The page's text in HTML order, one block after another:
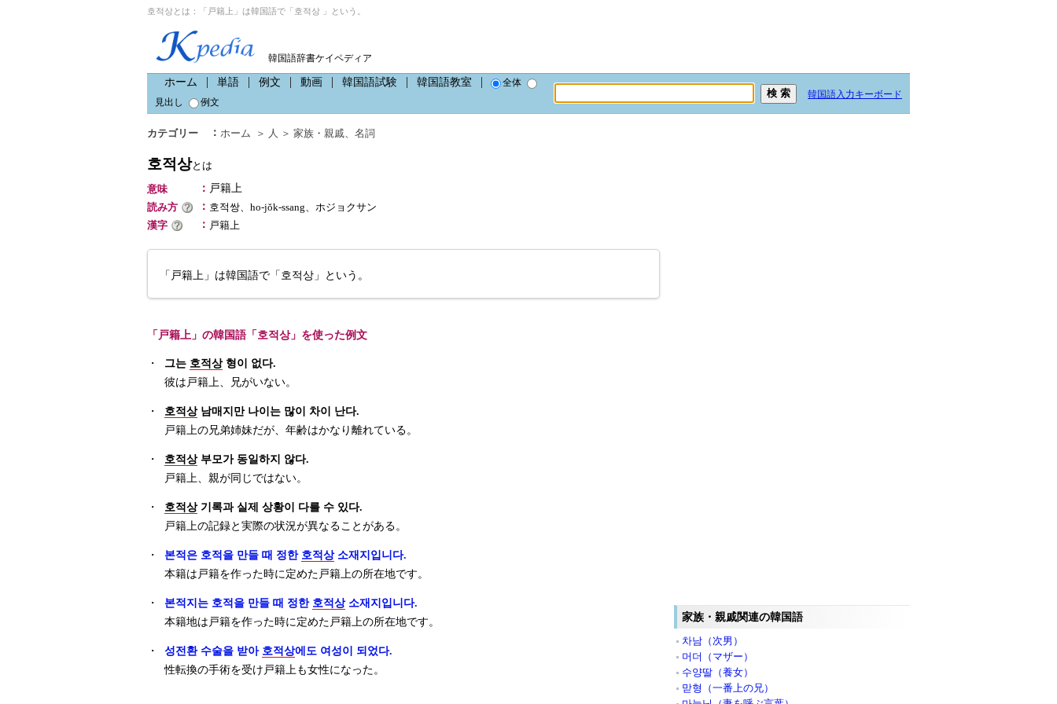
호적상とは：「戸籍上」は韓国語で「호적상 」という。
韓国語辞書ケイペディア
ホーム 単語 例文 動画 韓国語試験 韓国語教室
全体
見出し
例文
韓国語入力キーボード
カテゴリー ： ホーム ＞ 人 ＞ 家族・親戚、 名詞
호적상とは
意味
： 戸籍上
読み方
： 호적쌍、ho-jŏk-ssang、ホジョクサン
漢字
： 戸籍上
「戸籍上」は韓国語で「호적상」という。
「戸籍上」の韓国語「호적상」を使った例文
・ 그는 호적상형이 없다.
彼は戸籍上、兄がいない。
・ 호적상남매지만 나이는 많이 차이 난다.
戸籍上の兄弟姉妹だが、年齢はかなり離れている。
・ 호적상부모가 동일하지 않다.
戸籍上、親が同じではない。
・ 호적상기록과 실제 상황이 다를 수 있다.
戸籍上の記録と実際の状況が異なることがある。
・ 본적은 호적을 만들 때 정한 호적상소재지입니다.
本籍は戸籍を作った時に定めた戸籍上の所在地です。
・ 본적지는 호적을 만들 때 정한 호적상소재지입니다.
本籍地は戸籍を作った時に定めた戸籍上の所在地です。
・ 성전환 수술을 받아 호적상에도 여성이 되었다.
性転換の手術を受け戸籍上も女性になった。
家族・親戚関連の韓国語
차남（次男）
머더（マザー）
수양딸（養女）
맏형（一番上の兄）